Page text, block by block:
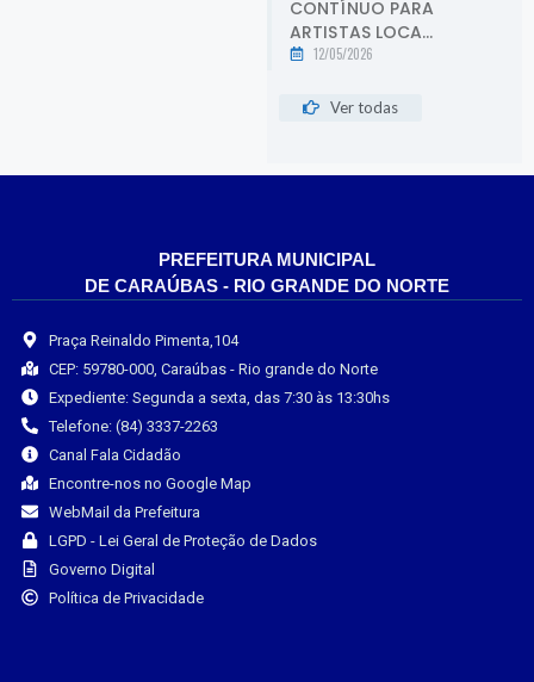
CONTÍNUO PARA
ARTISTAS LOCA...
12/05/2026
Ver todas
PREFEITURA MUNICIPAL
DE CARAÚBAS - RIO GRANDE DO NORTE
Praça Reinaldo Pimenta,104
CEP: 59780-000, Caraúbas - Rio grande do Norte
Expediente: Segunda a sexta, das 7:30 às 13:30hs
Telefone: (84) 3337-2263
Canal Fala Cidadão
Encontre-nos no Google Map
WebMail da Prefeitura
LGPD - Lei Geral de Proteção de Dados
Governo Digital
Política de Privacidade